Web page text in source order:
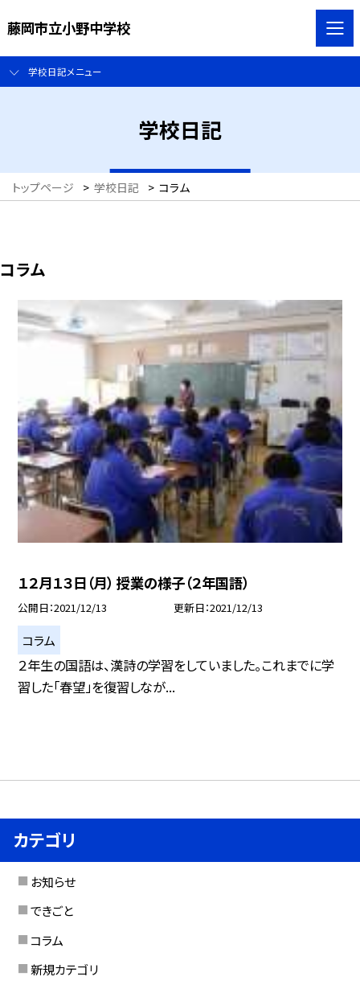
藤岡市立小野中学校
学校日記メニュー
学校日記
トップページ > 学校日記 > コラム
コラム
１２月１３日（月） 授業の様子（２年国語）
公開日 2021/12/13 更新日 2021/12/13
コラム
２年生の国語は、漢詩の学習をしていました。これまでに学
習した「春望」を復習しなが...
カテゴリ
お知らせ
できごと
コラム
新規カテゴリ